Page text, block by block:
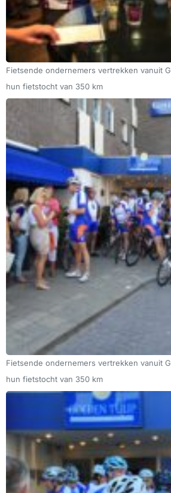
Fietsende ondernemers vertrekken vanuit
hun fietstocht van 350 km
Fietsende ondernemers vertrekken vanuit
hun fietstocht van 350 km